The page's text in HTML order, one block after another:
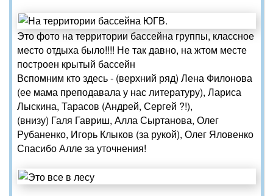
Это фото на территории бассейна группы, классное
место отдыха было!!!! Не так давно, на жтом месте
построен крытый бассейн
Вспомним кто здесь - (верхний ряд) Лена Филонова
(ее мама преподавала у нас литературу), Лариса
Лыскина, Тарасов (Андрей, Сергей ?!),
(внизу) Галя Гавриш, Алла Сыртанова, Олег
Рубаненко, Игорь Клыков (за рукой), Олег Яловенко
Спасибо Алле за уточнения!